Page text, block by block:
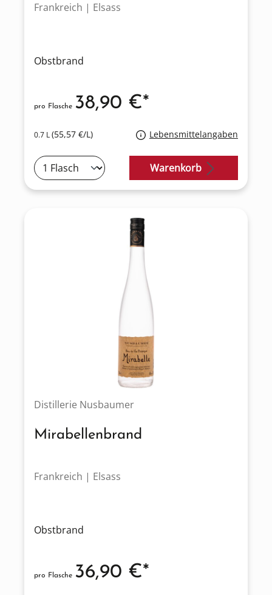
Frankreich | Elsass
Obstbrand
0.7 L(55,57 €/L) Lebensmittelangaben
pro Flasche 38,90 €*
Warenkorb
Distillerie Nusbaumer
Mirabellenbrand
Frankreich | Elsass
Obstbrand
pro Flasche 36,90 €*